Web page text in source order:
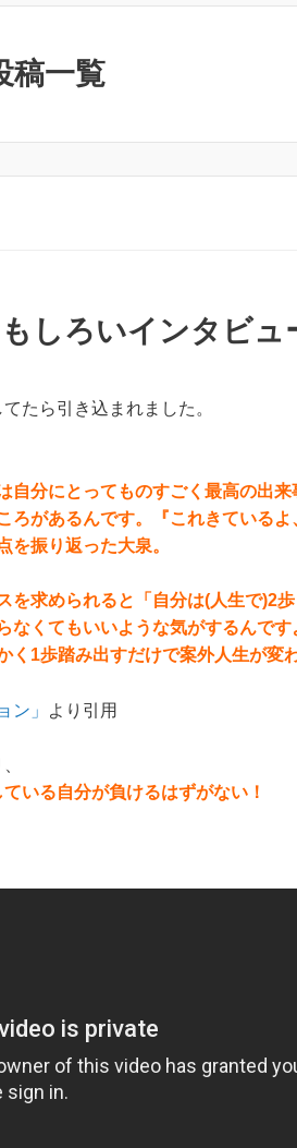
稿一覧
しろいインタビュ
たら引き込まれました。
自分にとってものすごく最高の出
ろがあるんです。『これきている
を振り返った大泉。
を求められると「自分は(人生で)2
なくてもいいような気がするんで
く1歩踏み出すだけで案外人生が変
ン」 より引用
いる自分が負けるはずがない！